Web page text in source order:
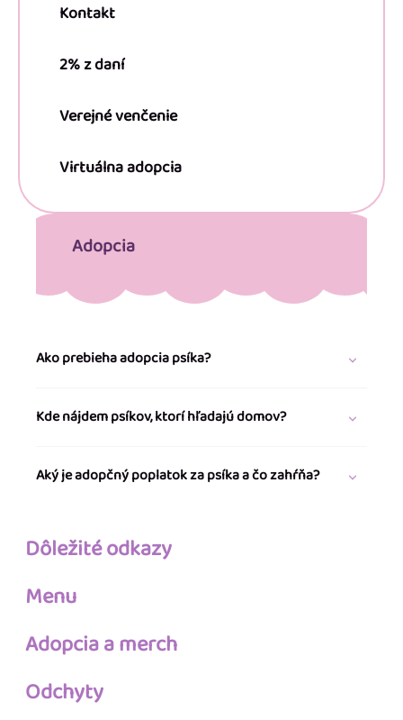
Kontakt
2% z daní
Verejné venčenie
Virtuálna adopcia
Adopcia
Ako prebieha adopcia psíka?
Kde nájdem psíkov, ktorí hľadajú domov?
Aký je adopčný poplatok za psíka a čo zahŕňa?
Dôležité odkazy
Menu
Adopcia a merch
Odchyty